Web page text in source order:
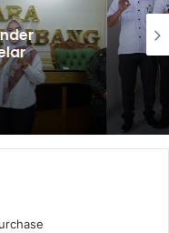
dan
OKUS
Pemprov